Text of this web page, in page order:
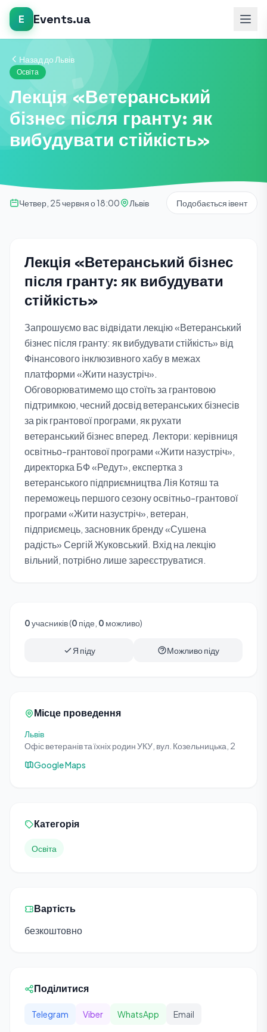
E Events.ua
Назад до Львів
Освіта
Лекція «Ветеранський
бізнес після гранту: як
вибудувати стійкість»
Четвер, 25 червня о 18:00 Львів Подобається івент
Лекція «Ветеранський бізнес
після гранту: як вибудувати
стійкість»
Запрошуємо вас відвідати лекцію «Ветеранський
бізнес після гранту: як вибудувати стійкість» від
Фінансового інклюзивного хабу в межах
платформи «Жити назустріч».
Обговорюватимемо що стоїть за грантовою
підтримкою, чесний досвід ветеранських бізнесів
за рік грантової програми, як рухати
ветеранський бізнес вперед. Лектори: керівниця
освітньо-грантової програми «Жити назустріч»,
директорка БФ «Редут», експертка з
ветеранського підприємництва Лія Котяш та
переможець першого сезону освітньо-грантової
програми «Жити назустріч», ветеран,
підприємець, засновник бренду «Сушена
радість» Сергій Жуковський. Вхід на лекцію
вільний, потрібно лише зареєструватися.
0учасників (0 піде, 0 можливо)
Я піду Можливо піду
Місце проведення
Львів
Офіс ветеранів та їхніх родин УКУ, вул. Козельницька, 2
Google Maps
Категорія
Освіта
Вартість
безкоштовно
Поділитися
Telegram Viber WhatsApp Email